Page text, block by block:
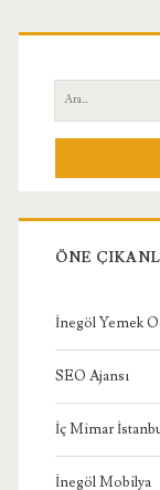
Yan
Menü
Ara:
ÖNE
İnegöl Yemek
SEO Ajansı
İç Mimar
İnegöl Mobilya